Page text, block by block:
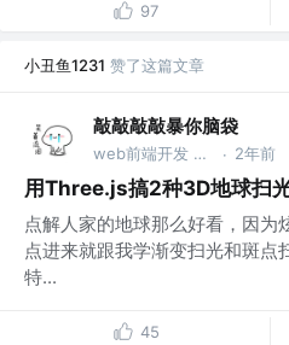
97
小丑鱼1231 赞了这篇文章
敲敲敲敲暴你脑袋
web前端开发 @可视化 · 2年前
用Three.js搞2种3D地球扫
点解人家的地球那么好看，因为
点进来就跟我学渐变扫光和斑点
特...
45